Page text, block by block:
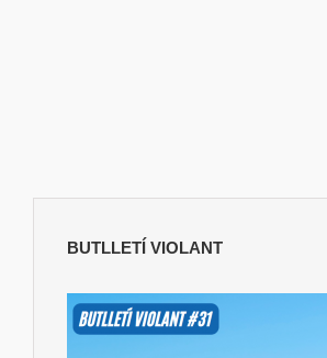
BUTLLETÍ VIOLANT